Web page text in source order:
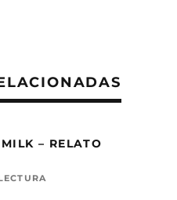
– RELATO